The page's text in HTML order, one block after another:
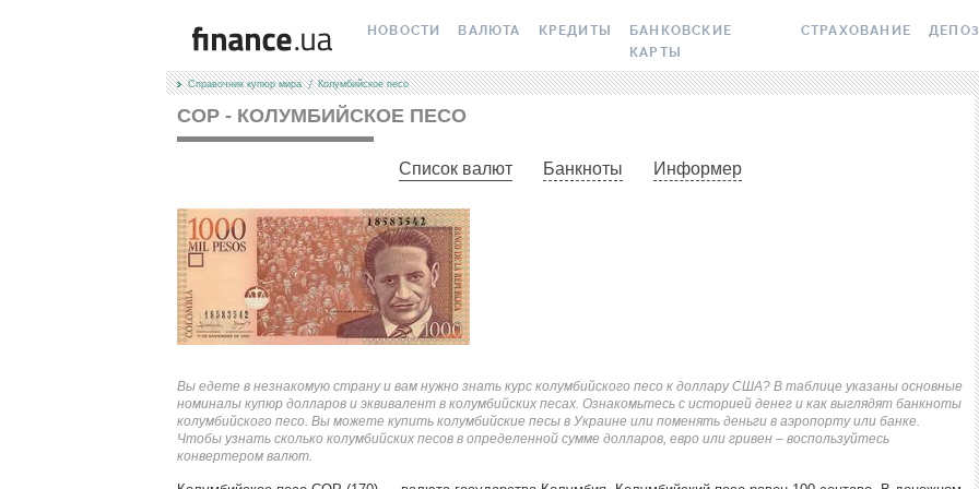
НОВОСТИ
ВСЕ НОВОСТИ
АВТОРСКИЕ КОЛОНКИ
НОВОСТИ КОМПАНИЙ
СПЕЦПРОЕКТЫ
ТЕСТЫ
ВАЛЮТА
КУРС ВАЛЮТ
МЕЖБАНК
НАЛИЧНЫЕ КУРСЫ
КАРТОЧНЫЕ КУРСЫ
КУРС BITCOIN
КРЕДИТЫ
КРЕДИТНЫЙ КАЛЬКУЛЯТОР
ИПОТЕКА
БАНКОВСКИЕ
КАРТЫ
РЕЙТИНГ КАРТ С КЕШБЭКОМ
РЕЙТИНГ КАРТ ДЛЯ
СТРАХОВАНИЕ
СТРАХОВАНИЕ ЖИЛЬЯ
МЕДСТРАХОВКА
ЭЛЕКТРОННАЯ
ДМС ДЛЯ СОТРУДНИКОВ
КАРТА ASSISTANCE
ВСЕ
БОНУС
Справочник купюр мира Колумбийское песо
COP - КОЛУМБИЙСКОЕ ПЕСО
Список валют Банкноты Информер
Вы едете в незнакомую страну и вам нужно знать курс колумбийского песо к доллару США? В таблице указаны основные
номиналы купюр долларов и эквивалент в колумбийских песах. Ознакомьтесь с историей денег и как выглядят банкноты
колумбийского песо. Вы можете купить колумбийские песы в Украине или поменять деньги в аэропорту или банке.
Чтобы узнать сколько колумбийских песов в определенной сумме долларов, евро или гривен – воспользуйтесь
конвертером валют.